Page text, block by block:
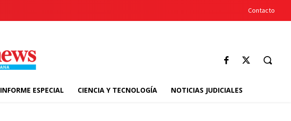
Contacto
INFORME ESPECIAL CIENCIA Y TECNOLOGÍA NOTICIAS JUDICIALES